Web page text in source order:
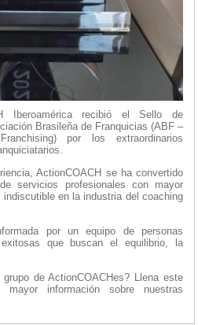
Iberoamérica recibió el Sello de
Brasileña de Franquicias (ABF –
por los extraordinarios
ActionCOACH se ha convertido
servicios profesionales con mayor
en la industria del coaching
por un equipo de personas
que buscan el equilibrio, la
de ActionCOACHes? Llena este
información sobre nuestras